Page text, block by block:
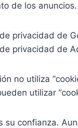
de los anuncios.
privacidad de
privacidad de
no utiliza
utilizar
su confianza.